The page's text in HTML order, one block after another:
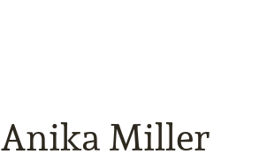
Anika Miller